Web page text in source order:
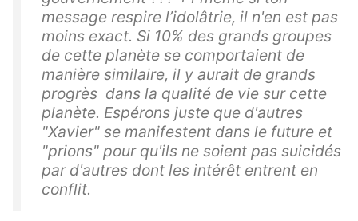
message respire l’idolâtrie, il n'en est pas
moins exact. Si 10% des grands groupes
de cette planète se comportaient de
manière similaire, il y aurait de grands
progrès dans la qualité de vie sur cette
planète. Espérons juste que d'autres
"Xavier" se manifestent dans le future et
"prions" pour qu'ils ne soient pas suicidés
par d'autres dont les intérêt entrent en
conflit.